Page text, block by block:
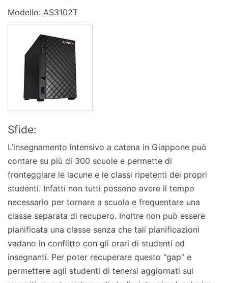
Modello: AS3102T
Sfide:
L’insegnamento intensivo a catena in Giappone può
contare su più di 300 scuole e permette di
fronteggiare le lacune e le classi ripetenti dei propri
studenti. Infatti non tutti possono avere il tempo
necessario per tornare a scuola e frequentare una
classe separata di recupero. Inoltre non può essere
pianificata una classe senza che tali pianificazioni
vadano in conflitto con gli orari di studenti ed
insegnanti. Per poter recuperare questo “gap” e
permettere agli studenti di tenersi aggiornati sui